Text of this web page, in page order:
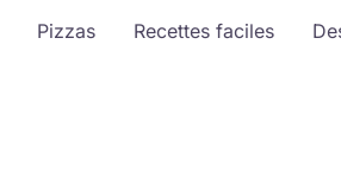
Pizzas Recettes faciles